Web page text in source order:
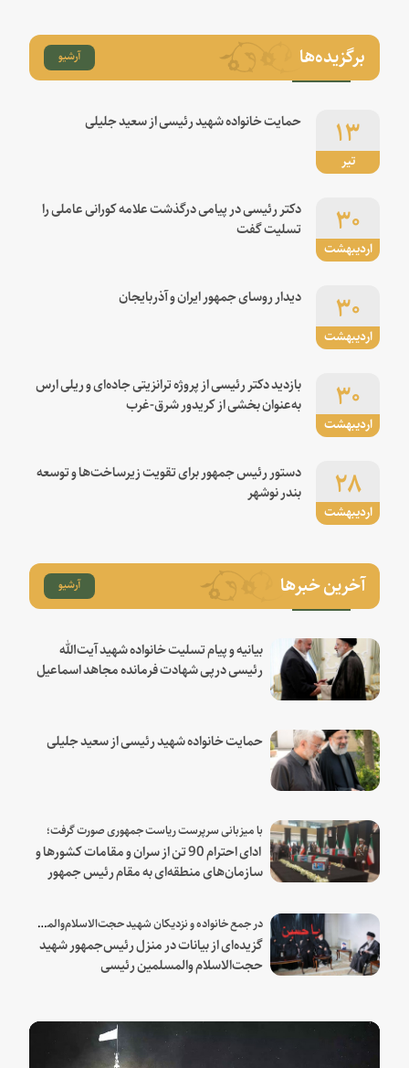
برگزیده‌ها آرشیو
تیر
۱۳ حمایت خانواده شهید رئیسی از سعید جلیلی
اردیبهشت
۳۰
دکتر رئیسی در پیامی درگذشت علامه کورانی عاملی را
تسلیت گفت
اردیبهشت
۳۰ دیدار روسای جمهور ایران و آذربایجان
اردیبهشت
۳۰
بازدید دکتر رئیسی از پروژه ترانزیتی جاده‌ای و ریلی ارس
به‌عنوان بخشی از کریدور شرق-غرب
اردیبهشت
۲۸
دستور رئیس جمهور برای تقویت زیرساخت‌ها و توسعه
بندر نوشهر
آخرین خبرها آرشیو
بیانیه و پیام تسلیت خانواده شهید آیت‌الله
رئیسی درپی شهادت فرمانده مجاهد اسماعیل
حمایت خانواده شهید رئیسی از سعید جلیلی
با میزبانی سرپرست ریاست جمهوری صورت گرفت؛
ادای احترام 90 تن از سران و مقامات کشورها و
سازمان‌های منطقه‌ای به مقام رئیس جمهور
در جمع خانواده و نزدیکان شهید حجت‌الاسلام‌والمسلمین رئیسی:
گزیده‌ای از بیانات در منزل رئیس‌جمهور شهید
حجت‌الاسلام والمسلمین رئیسی